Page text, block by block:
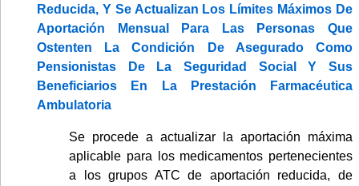
Reducida, Y Se Actualizan Los Límites Máximos De
Aportación Mensual Para Las Personas Que
Ostenten La Condición De Asegurado Como
Pensionistas De La Seguridad Social Y Sus
Beneficiarios En La Prestación Farmacéutica
Ambulatoria
Se procede a actualizar la aportación máxima
aplicable para los medicamentos pertenecientes
a los grupos ATC de aportación reducida, de